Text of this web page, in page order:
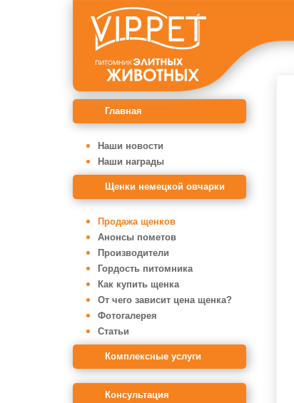
Главная
Наши новости
Наши награды
Щенки немецкой овчарки
Продажа щенков
Анонсы пометов
Производители
Гордость питомника
Как купить щенка
От чего зависит цена щенка?
Фотогалерея
Статьи
Комплексные услуги
Консультация